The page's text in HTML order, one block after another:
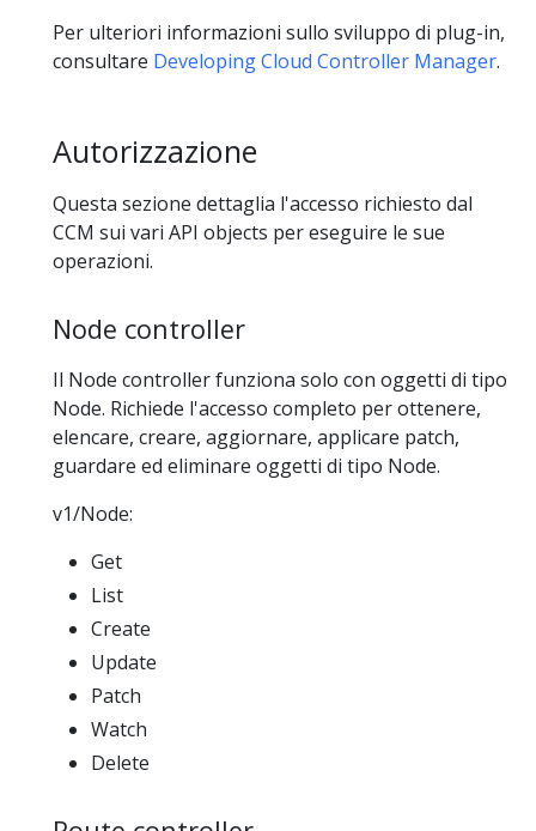
Per ulteriori informazioni sullo sviluppo di plug-in,
consultare Developing Cloud Controller Manager.
Autorizzazione
Questa sezione dettaglia l'accesso richiesto dal
CCM sui vari API objects per eseguire le sue
operazioni.
Node controller
Il Node controller funziona solo con oggetti di tipo
Node. Richiede l'accesso completo per ottenere,
elencare, creare, aggiornare, applicare patch,
guardare ed eliminare oggetti di tipo Node.
v1/Node:
Get
List
Create
Update
Patch
Watch
Delete